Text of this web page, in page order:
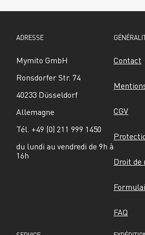
ADRESSE
Mymito GmbH
Ronsdorfer Str. 74
40233 Düsseldorf
Allemagne
Tél. +49 (0) 211 999 1450
du lundi au vendredi de 9h à
16h
Contact
CGV
Droit de
FAQ